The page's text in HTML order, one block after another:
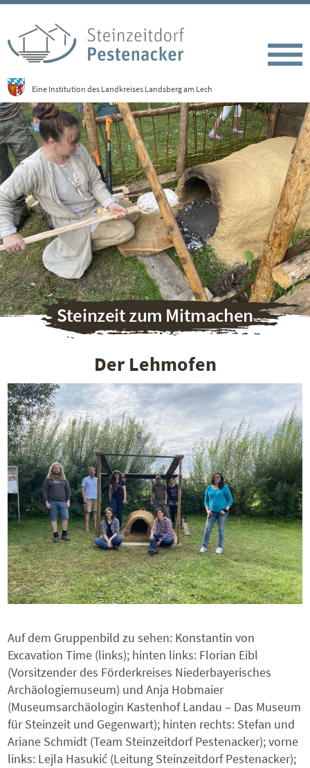
Eine Institution des Landkreises Landsberg am Lech
Steinzeit zum Mitmachen
Der Lehmofen
Auf dem Gruppenbild zu sehen: Konstantin von
Excavation Time (links); hinten links: Florian Eibl
(Vorsitzender des Förderkreises Niederbayerisches
Archäologiemuseum) und Anja Hobmaier
(Museumsarchäologin Kastenhof Landau – Das Museum
für Steinzeit und Gegenwart); hinten rechts: Stefan und
Ariane Schmidt (Team Steinzeitdorf Pestenacker); vorne
links: Lejla Hasukić (Leitung Steinzeitdorf Pestenacker);